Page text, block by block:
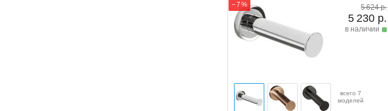
− 7 % 5 624 р.
5 230 р.
в наличии
всего 7
моделей